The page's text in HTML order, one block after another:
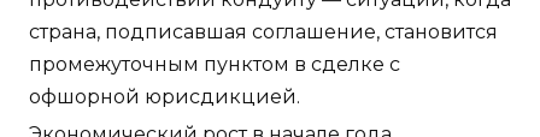
страна, подписавшая соглашение, становится
промежуточным пунктом в сделке с
офшорной юрисдикцией.